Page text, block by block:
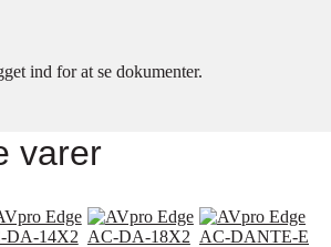
ind for at se dokumenter.
varer